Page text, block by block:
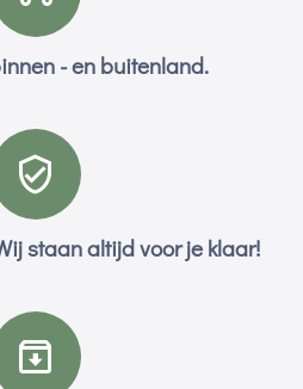
- en buitenland.
staan altijd voor je klaar!